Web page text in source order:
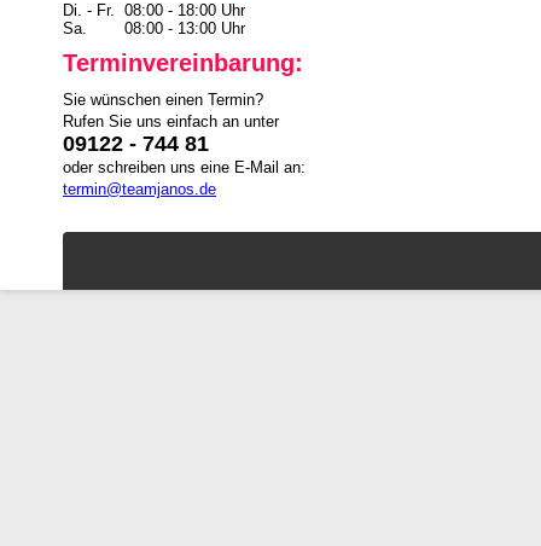
Di. - Fr. 08:00 - 18:00 Uhr
Sa.
08:00 - 13:00 Uhr
Terminvereinbarung:
Sie wünschen einen Termin?
Rufen Sie uns einfach an unter
09122 - 744 81
oder schreiben uns eine E-Mail an:
termin@teamjanos.de